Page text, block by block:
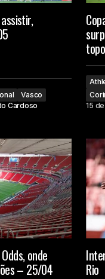
Vasco
Cardoso
15
onde
– 25/04
Rio